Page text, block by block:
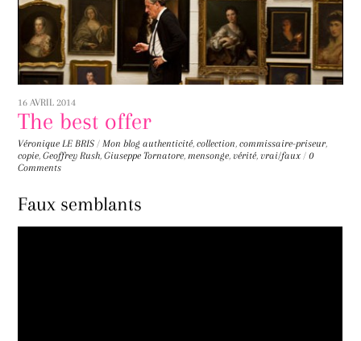
16 AVRIL 2014
The best offer
Véronique LE BRIS / Mon blog authenticité,collection,commissaire-priseur,
copie,Geoffrey Rush,Giuseppe Tornatore, mensonge,vérité,vrai/faux / 0
Comments
Faux semblants